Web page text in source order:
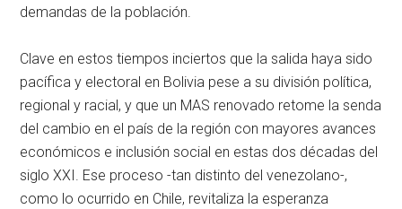
demandas de la población.
Clave en estos tiempos inciertos que la salida haya sido
pacífica y electoral en Bolivia pese a su división política,
regional y racial, y que un MAS renovado retome la senda
del cambio en el país de la región con mayores avances
económicos e inclusión social en estas dos décadas del
siglo XXI. Ese proceso -tan distinto del venezolano-,
como lo ocurrido en Chile, revitaliza la esperanza